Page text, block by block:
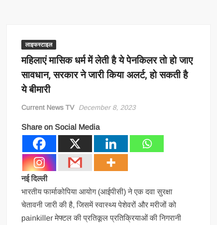
लाइफस्टाइल
महिलाएं मासिक धर्म में लेती है ये पेनकिलर तो हो जाए
सावधान, सरकार ने जारी किया अलर्ट, हो सकती है
ये बीमारी
Current News TV December 8, 2023
Share on Social Media
नई दिल्ली
भारतीय फार्माकोपिया आयोग (आईपीसी) ने एक दवा सुरक्षा
चेतावनी जारी की है, जिसमें स्वास्थ्य पेशेवरों और मरीजों को
painkiller मेफ्टल की प्रतिकूल प्रतिक्रियाओं की निगरानी